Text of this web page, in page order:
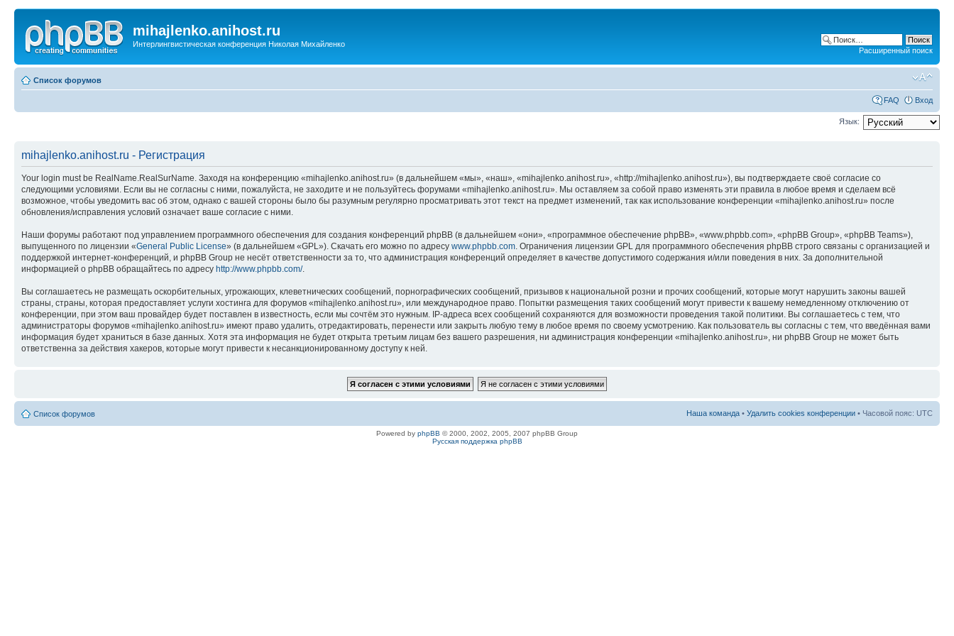
mihajlenko.anihost.ru
Интерлингвистическая конференция Николая Михайленко
Расширенный поиск
Список форумов
FAQ Вход
Язык:
mihajlenko.anihost.ru - Регистрация
Your login must be RealName.RealSurName. Заходя на конференцию «mihajlenko.anihost.ru» (в дальнейшем «мы», «наш», «mihajlenko.anihost.ru», «http://mihajlenko.anihost.ru»), вы подтверждаете своё согласие со
следующими условиями. Если вы не согласны с ними, пожалуйста, не заходите и не пользуйтесь форумами «mihajlenko.anihost.ru». Мы оставляем за собой право изменять эти правила в любое время и сделаем всё
возможное, чтобы уведомить вас об этом, однако с вашей стороны было бы разумным регулярно просматривать этот текст на предмет изменений, так как использование конференции «mihajlenko.anihost.ru» после
обновления/исправления условий означает ваше согласие с ними.
Наши форумы работают под управлением программного обеспечения для создания конференций phpBB (в дальнейшем «они», «программное обеспечение phpBB», «www.phpbb.com», «phpBB Group», «phpBB Teams»),
выпущенного по лицензии «General Public License» (в дальнейшем «GPL»). Скачать его можно по адресу www.phpbb.com. Ограничения лицензии GPL для программного обеспечения phpBB строго связаны с организацией и
поддержкой интернет-конференций, и phpBB Group не несёт ответственности за то, что администрация конференций определяет в качестве допустимого содержания и/или поведения в них. За дополнительной
информацией о phpBB обращайтесь по адресу http://www.phpbb.com/.
Вы соглашаетесь не размещать оскорбительных, угрожающих, клеветнических сообщений, порнографических сообщений, призывов к национальной розни и прочих сообщений, которые могут нарушить законы вашей
страны, страны, которая предоставляет услуги хостинга для форумов «mihajlenko.anihost.ru», или международное право. Попытки размещения таких сообщений могут привести к вашему немедленному отключению от
конференции, при этом ваш провайдер будет поставлен в известность, если мы сочтём это нужным. IP-адреса всех сообщений сохраняются для возможности проведения такой политики. Вы соглашаетесь с тем, что
администраторы форумов «mihajlenko.anihost.ru» имеют право удалить, отредактировать, перенести или закрыть любую тему в любое время по своему усмотрению. Как пользователь вы согласны с тем, что введённая вами
информация будет храниться в базе данных. Хотя эта информация не будет открыта третьим лицам без вашего разрешения, ни администрация конференции «mihajlenko.anihost.ru», ни phpBB Group не может быть
ответственна за действия хакеров, которые могут привести к несанкционированному доступу к ней.
Список форумов Наша команда • Удалить cookies конференции • Часовой пояс: UTC
Powered by phpBB © 2000, 2002, 2005, 2007 phpBB Group
Русская поддержка phpBB